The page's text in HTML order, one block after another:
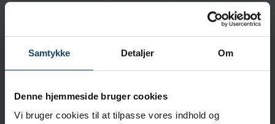
Samtykke Detaljer Om
Denne hjemmeside bruger cookies
Vi bruger cookies til at tilpasse vores indhold og
swab is designed for surface sampling as well
Mærke:Berkshire
BSILTP125S.25
Produktet leveres i 500 stk.
Log ind for at bestille Få en pris